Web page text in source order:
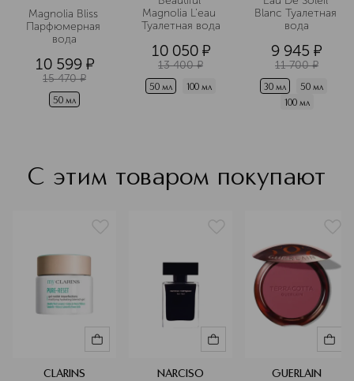
Magnolia Bliss
Парфюмерная
вода
10 599 ¤
15 470 ¤
50 мл
Magnolia L'eau
Туалетная вода
10 050 ¤
13 400 ¤
50 мл 100 мл
Blanc Туалетная
вода
9 945 ¤
11 700 ¤
30 мл
50 мл
100 мл
С этим товаром покупают
CLARINS
NARCISO
GUERLAIN